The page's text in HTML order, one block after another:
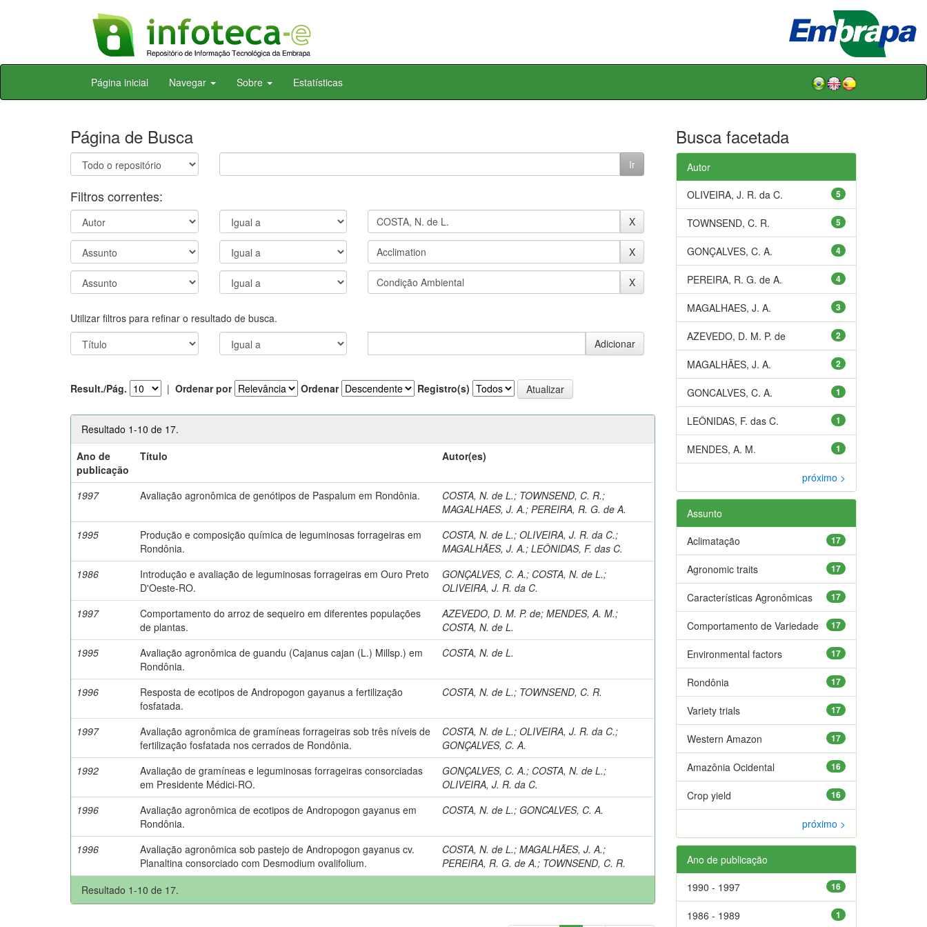
Skip
Página inicial Navegar Sobre Estatísticas
Página de Busca
Filtros correntes:
Utilizar filtros para refinar o resultado de busca.
Result./Pág. | Ordenar por Ordenar Registro(s)
Resultado 1-10 de 17.
Ano de
publicação
Título Autor(es)
1997 Avaliação agronômica de genótipos de Paspalum em Rondônia. COSTA, N. de L.; TOWNSEND, C. R.;
MAGALHAES, J. A.;PEREIRA, R. G. de A.
1995
Produção e composição química de leguminosas forrageiras em
Rondônia.
COSTA, N. de L.;OLIVEIRA, J. R. da C.;
MAGALHÃES, J. A.;LEÔNIDAS, F. das C.
1986
Introdução e avaliação de leguminosas forrageiras em Ouro Preto
D'Oeste-RO.
GONÇALVES, C. A.; COSTA, N. de L.;
OLIVEIRA, J. R. da C.
1997
Comportamento do arroz de sequeiro em diferentes populações
de plantas.
AZEVEDO, D. M. P. de;MENDES, A. M.;
COSTA, N. de L.
1995
Avaliação agronômica de guandu (Cajanus cajan (L.) Millsp.) em
Rondônia.
COSTA, N. de L.
1996
Resposta de ecotipos de Andropogon gayanus a fertilização
fosfatada.
COSTA, N. de L.; TOWNSEND, C. R.
1997
Avaliação agronômica de gramíneas forrageiras sob três níveis de
fertilização fosfatada nos cerrados de Rondônia.
COSTA, N. de L.;OLIVEIRA, J. R. da C.;
GONÇALVES, C. A.
1992
Avaliação de gramíneas e leguminosas forrageiras consorciadas
em Presidente Médici-RO.
GONÇALVES, C. A.; COSTA, N. de L.;
OLIVEIRA, J. R. da C.
1996
Avaliação agronômica de ecotipos de Andropogon gayanus em
Rondônia.
COSTA, N. de L.;GONCALVES, C. A.
1996
Avaliação agronômica sob pastejo de Andropogon gayanus cv.
Planaltina consorciado com Desmodium ovalifolium.
COSTA, N. de L.;MAGALHÃES, J. A.;
PEREIRA, R. G. de A.; TOWNSEND, C. R.
Resultado 1-10 de 17.
Busca facetada
Autor
5
OLIVEIRA, J. R. da C.
5
TOWNSEND, C. R.
4
GONÇALVES, C. A.
4
PEREIRA, R. G. de A.
3
MAGALHAES, J. A.
2
AZEVEDO, D. M. P. de
2
MAGALHÃES, J. A.
1
GONCALVES, C. A.
1
LEÔNIDAS, F. das C.
1
MENDES, A. M.
próximo >
Assunto
17
Aclimatação
17
Agronomic traits
17
Características Agronômicas
17
Comportamento de Variedade
17
Environmental factors
17
Rondônia
17
Variety trials
17
Western Amazon
16
Amazônia Ocidental
16
Crop yield
próximo >
Ano de publicação
16
1990 - 1997
1
1986 - 1989